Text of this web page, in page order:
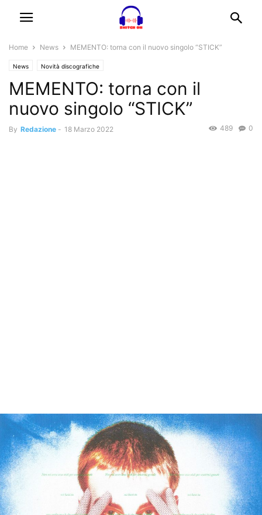
Home News MEMENTO: torna con il nuovo singolo “STICK”
News Novità discografiche
MEMENTO: torna con il
nuovo singolo “STICK”
By Redazione - 18 Marzo 2022 0
489